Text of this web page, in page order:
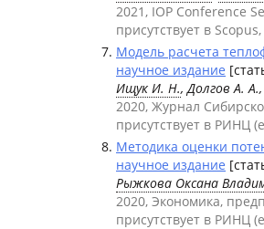
2021, IOP Conference
присутствует в
Модель расчета
научное издание
Ищук И. Н., Долгов А.
2020, Журнал
присутствует в РИНЦ
Методика оценки
научное издание
Рыжкова Оксана
2020, Экономика,
присутствует в РИНЦ